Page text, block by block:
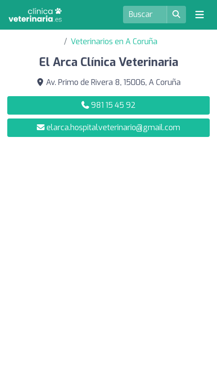
Veterinarios en A Coruña
El Arca Clínica Veterinaria
Av. Primo de Rivera 8, 15006, A Coruña
981 15 45 92
elarca.hospitalveterinario@gmail.com